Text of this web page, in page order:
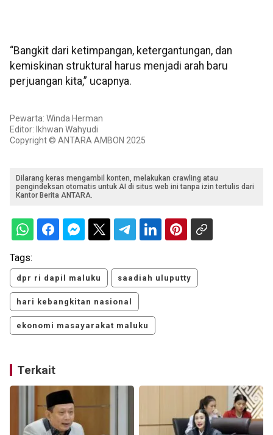
“Bangkit dari ketimpangan, ketergantungan, dan
kemiskinan struktural harus menjadi arah baru
perjuangan kita,” ucapnya.
Pewarta: Winda Herman
Editor: Ikhwan Wahyudi
Copyright © ANTARA AMBON 2025
Dilarang keras mengambil konten, melakukan crawling atau
pengindeksan otomatis untuk AI di situs web ini tanpa izin tertulis dari
Kantor Berita ANTARA.
Tags:
dpr ri dapil maluku saadiah uluputty
hari kebangkitan nasional
ekonomi masayarakat maluku
Terkait